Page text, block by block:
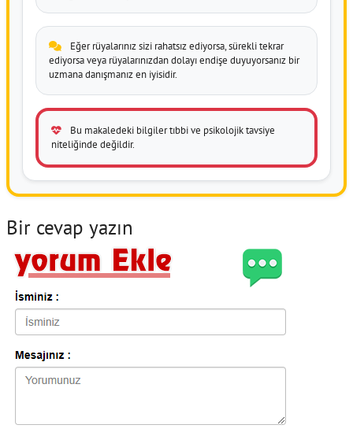
Eğer rüyalarınız sizi rahatsız ediyorsa, sürekli tekrar
ediyorsa veya rüyalarınızdan dolayı endişe duyuyorsanız bir
uzmana danışmanız en iyisidir.
Bu makaledeki bilgiler tıbbi ve psikolojik tavsiye
niteliğinde değildir.
Bir cevap yazın